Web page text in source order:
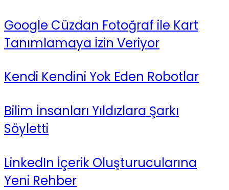
Google Cüzdan Fotoğraf ile Kart
Tanımlamaya İzin Veriyor
Kendi Kendini Yok Eden Robotlar
Bilim İnsanları Yıldızlara Şarkı
Söyletti
LinkedIn İçerik Oluşturucularına
Yeni Rehber